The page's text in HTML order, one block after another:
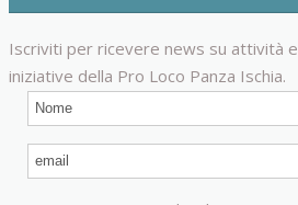
Iscriviti per ricevere news su attività e
iniziative della Pro Loco Panza Ischia.